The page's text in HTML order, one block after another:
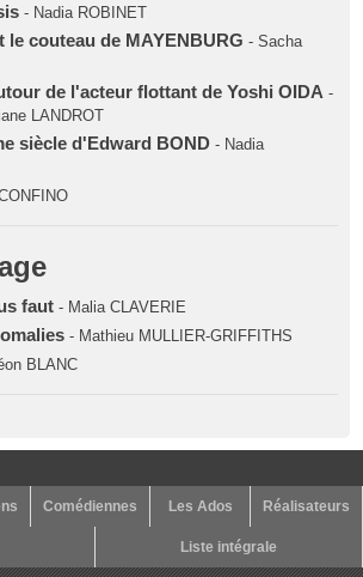
- Nadia ROBINET
le couteau de MAYENBURG - Sacha
de l'acteur flottant de Yoshi OIDA -
LANDROT
siècle d'Edward BOND - Nadia
faut - Malia CLAVERIE
- Mathieu MULLIER-GRIFFITHS
BLANC
Comédiennes Les Ados Réalisateurs
Liste intégrale